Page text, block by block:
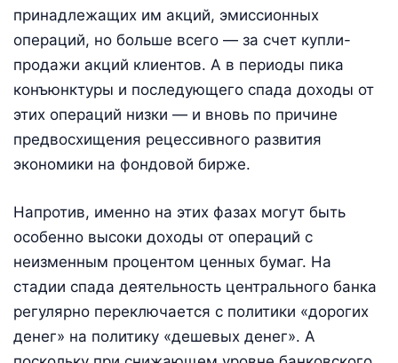
принадлежащих им акций, эмиссионных
операций, но больше всего — за счет купли-
продажи акций клиентов. А в периоды пика
конъюнктуры и последующего спада доходы от
этих операций низки — и вновь по причине
предвосхищения рецессивного развития
экономики на фондовой бирже.
Напротив, именно на этих фазах могут быть
особенно высоки доходы от операций с
неизменным процентом ценных бумаг. На
стадии спада деятельность центрального банка
регулярно переключается с политики «дорогих
денег» на политику «дешевых денег». А